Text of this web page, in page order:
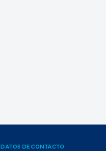
DATOS DE CONTACTO